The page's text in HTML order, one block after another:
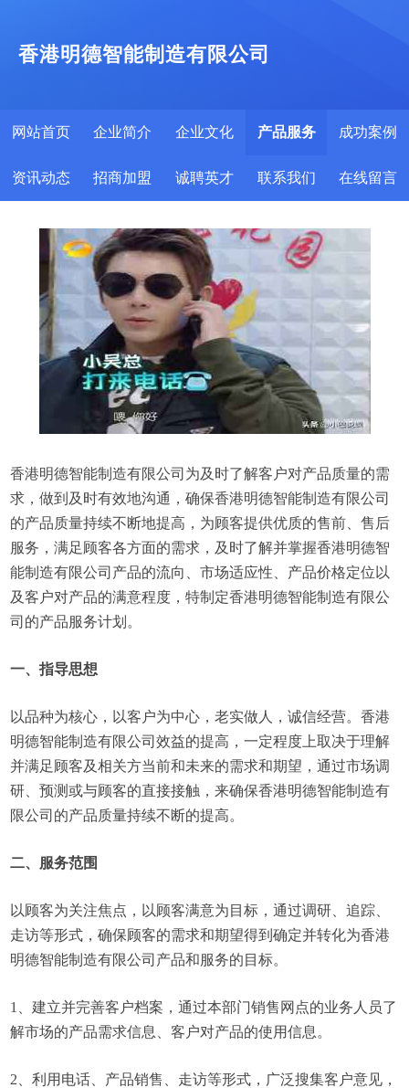
香港明德智能制造有限公司
网站首页 企业简介 企业文化 产品服务 成功案例
资讯动态 招商加盟 诚聘英才 联系我们 在线留言
香港明德智能制造有限公司为及时了解客户对产品质量的需
求，做到及时有效地沟通，确保香港明德智能制造有限公司
的产品质量持续不断地提高，为顾客提供优质的售前、售后
服务，满足顾客各方面的需求，及时了解并掌握香港明德智
能制造有限公司产品的流向、市场适应性、产品价格定位以
及客户对产品的满意程度，特制定香港明德智能制造有限公
司的产品服务计划。
一、指导思想
以品种为核心，以客户为中心，老实做人，诚信经营。香港
明德智能制造有限公司效益的提高，一定程度上取决于理解
并满足顾客及相关方当前和未来的需求和期望，通过市场调
研、预测或与顾客的直接接触，来确保香港明德智能制造有
限公司的产品质量持续不断的提高。
二、服务范围
以顾客为关注焦点，以顾客满意为目标，通过调研、追踪、
走访等形式，确保顾客的需求和期望得到确定并转化为香港
明德智能制造有限公司产品和服务的目标。
1、建立并完善客户档案，通过本部门销售网点的业务人员了
解市场的产品需求信息、客户对产品的使用信息。
2、利用电话、产品销售、走访等形式，广泛搜集客户意见，